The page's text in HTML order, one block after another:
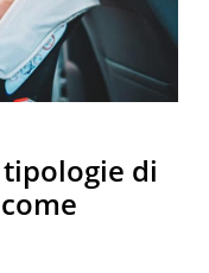
di